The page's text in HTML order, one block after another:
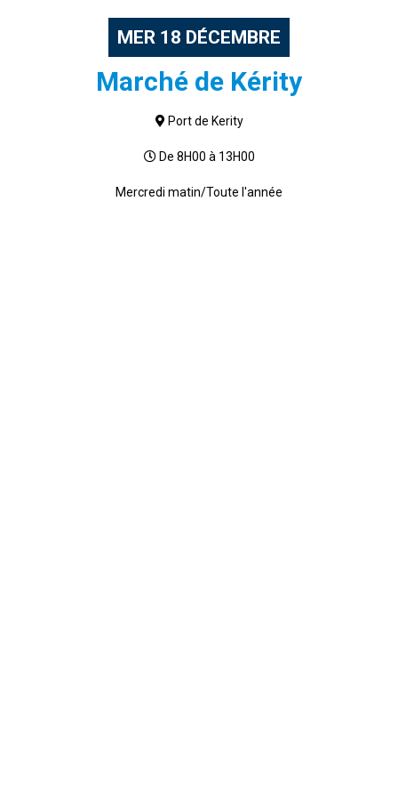
MER 18 DÉCEMBRE
Marché de Kérity
Port de Kerity
De 8H00 à 13H00
Mercredi matin/Toute l'année